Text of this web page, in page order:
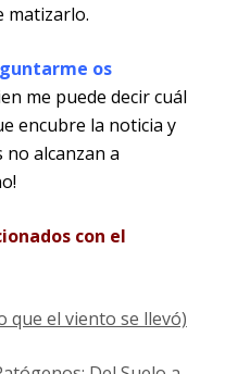
matizarlo.
os
me puede decir cuál
encubre la noticia y
alcanzan a
con el
que el viento se llevó)